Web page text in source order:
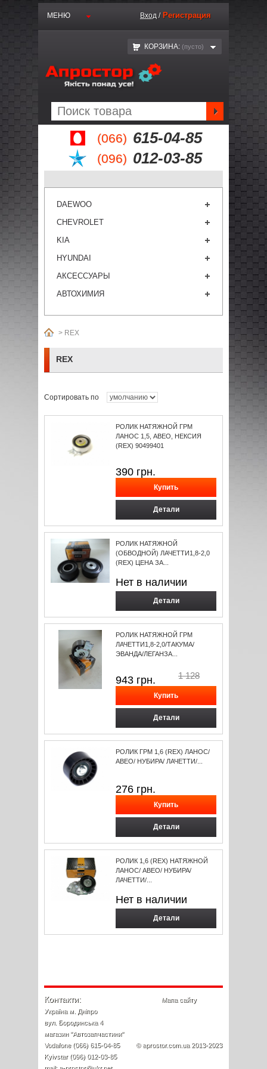
(066) 615-04-85
(096) 012-03-85
МЕНЮ Вход / Регистрация
КОРЗИНА: (пустo)
DAEWOO
CHEVROLET
KIA
HYUNDAI
АКСЕССУАРЫ
АВТОХИМИЯ
> REX
REX
Сортировать по
РОЛИК НАТЯЖНОЙ ГРМ
ЛАНОС 1,5, АВЕО, НЕКСИЯ
(REX) 90499401
390 грн.
Детали
РОЛИК НАТЯЖНОЙ
(ОБВОДНОЙ) ЛАЧЕТТИ1,8-2,0
(REX) ЦЕНА ЗА...
Нет в наличии
Детали
РОЛИК НАТЯЖНОЙ ГРМ
ЛАЧЕТТИ1,8-2,0/ТАКУМА/
ЭВАНДА/ЛЕГАНЗА...
943 грн. 1 128
Детали
РОЛИК ГРМ 1,6 (REX) ЛАНОС/
АВЕО/ НУБИРА/ ЛАЧЕТТИ/...
276 грн.
Детали
РОЛИК 1,6 (REX) НАТЯЖНОЙ
ЛАНОС/ АВЕО/ НУБИРА/
ЛАЧЕТТИ/...
Нет в наличии
Детали
Контакти:
Україна м. Дніпро
вул. Бородинська 4
магазин "Автозапчастини"
Vodafone (066) 615-04-85
Kyivstar (096) 012-03-85
Мапа сайту
© aprostor.com.ua 2013-2023